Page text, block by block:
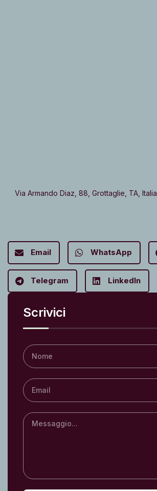
Via Armando Diaz, 88, Grottaglie, TA, Italia
Email WhatsApp
Telegram LinkedIn
Scrivici